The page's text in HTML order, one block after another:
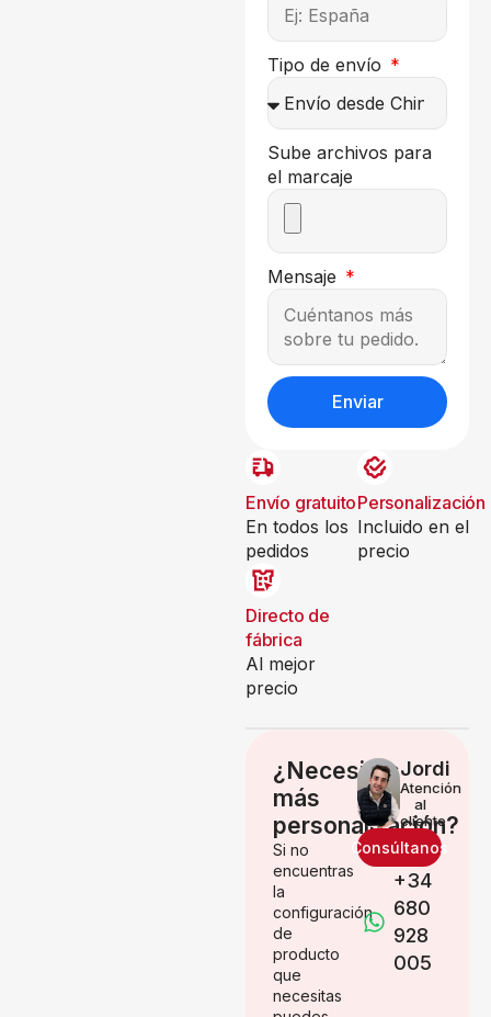
Tipo de envío
Sube archivos para
el marcaje
Mensaje
Enviar
Envío gratuito
En todos los
pedidos
Personalización
Incluido en el
precio
Directo de
fábrica
Al mejor
precio
¿Necesitas
más
personalización?
Si no
encuentras
la
configuración
de
producto
que
necesitas
Jordi
Atención
al
cliente
Consúltanos
+34
680
928
005